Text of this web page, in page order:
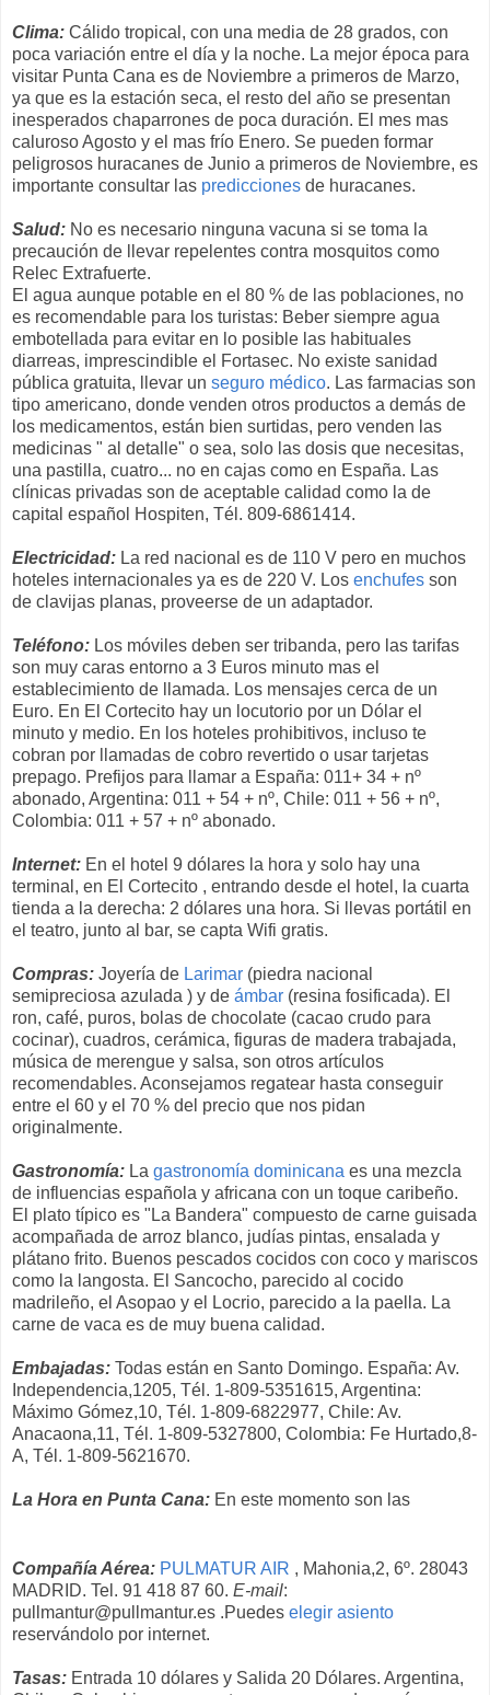
Clima: Cálido tropical, con una media de 28 grados, con
poca variación entre el día y la noche. La mejor época para
visitar Punta Cana es de Noviembre a primeros de Marzo,
ya que es la estación seca, el resto del año se presentan
inesperados chaparrones de poca duración. El mes mas
caluroso Agosto y el mas frío Enero. Se pueden formar
peligrosos huracanes de Junio a primeros de Noviembre, es
importante consultar las predicciones de huracanes.
Salud: No es necesario ninguna vacuna si se toma la
precaución de llevar repelentes contra mosquitos como
Relec Extrafuerte.
El agua aunque potable en el 80 % de las poblaciones, no
es recomendable para los turistas: Beber siempre agua
embotellada para evitar en lo posible las habituales
diarreas, imprescindible el Fortasec. No existe sanidad
pública gratuita, llevar un seguro médico. Las farmacias son
tipo americano, donde venden otros productos a demás de
los medicamentos, están bien surtidas, pero venden las
medicinas " al detalle" o sea, solo las dosis que necesitas,
una pastilla, cuatro... no en cajas como en España. Las
clínicas privadas son de aceptable calidad como la de
capital español Hospiten, Tél. 809-6861414.
Electricidad: La red nacional es de 110 V pero en muchos
hoteles internacionales ya es de 220 V. Los enchufes son
de clavijas planas, proveerse de un adaptador.
Teléfono: Los móviles deben ser tribanda, pero las tarifas
son muy caras entorno a 3 Euros minuto mas el
establecimiento de llamada. Los mensajes cerca de un
Euro. En El Cortecito hay un locutorio por un Dólar el
minuto y medio. En los hoteles prohibitivos, incluso te
cobran por llamadas de cobro revertido o usar tarjetas
prepago. Prefijos para llamar a España: 011+ 34 + nº
abonado, Argentina: 011 + 54 + nº, Chile: 011 + 56 + nº,
Colombia: 011 + 57 + nº abonado.
Internet: En el hotel 9 dólares la hora y solo hay una
terminal, en El Cortecito , entrando desde el hotel, la cuarta
tienda a la derecha: 2 dólares una hora. Si llevas portátil en
el teatro, junto al bar, se capta Wifi gratis.
Compras: Joyería de Larimar (piedra nacional
semipreciosa azulada ) y de ámbar (resina fosificada). El
ron, café, puros, bolas de chocolate (cacao crudo para
cocinar), cuadros, cerámica, figuras de madera trabajada,
música de merengue y salsa, son otros artículos
recomendables. Aconsejamos regatear hasta conseguir
entre el 60 y el 70 % del precio que nos pidan
originalmente.
Gastronomía: La gastronomía dominicana es una mezcla
de influencias española y africana con un toque caribeño.
El plato típico es "La Bandera" compuesto de carne guisada
acompañada de arroz blanco, judías pintas, ensalada y
plátano frito. Buenos pescados cocidos con coco y mariscos
como la langosta. El Sancocho, parecido al cocido
madrileño, el Asopao y el Locrio, parecido a la paella. La
carne de vaca es de muy buena calidad.
Embajadas: Todas están en Santo Domingo. España: Av.
Independencia,1205, Tél. 1-809-5351615, Argentina:
Máximo Gómez,10, Tél. 1-809-6822977, Chile: Av.
Anacaona,11, Tél. 1-809-5327800, Colombia: Fe Hurtado,8-
A, Tél. 1-809-5621670.
La Hora en Punta Cana: En este momento son las
Compañía Aérea: PULMATUR AIR , Mahonia,2, 6º. 28043
MADRID. Tel. 91 418 87 60. E-mail:
pullmantur@pullmantur.es .Puedes elegir asiento
reservándolo por internet.
Tasas: Entrada 10 dólares y Salida 20 Dólares. Argentina,